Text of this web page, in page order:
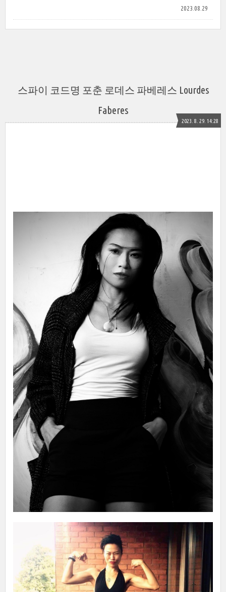
2023.08.29
스파이 코드명 포춘 로데스 파베레스 Lourdes
Faberes
2023. 8. 29. 14:28